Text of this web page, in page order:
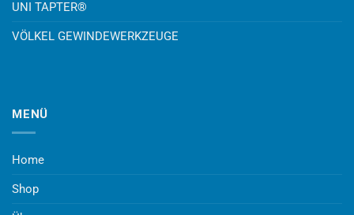
UNI TAPTER®
VÖLKEL GEWINDEWERKZEUGE
MENÜ
Home
Shop